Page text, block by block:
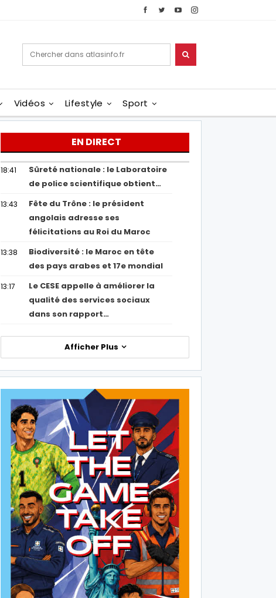
Vidéos Lifestyle Sport
EN DIRECT
18:41
Sûreté nationale : le Laboratoire
de police scientifique obtient…
13:43
Fête du Trône : le président
angolais adresse ses
félicitations au Roi du Maroc
13:38
Biodiversité : le Maroc en tête
des pays arabes et 17e mondial
13:17
Le CESE appelle à améliorer la
qualité des services sociaux
dans son rapport…
Afficher Plus